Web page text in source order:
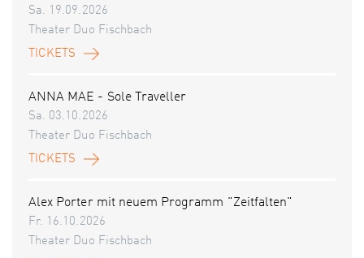
Sa. 19.09.2026
Theater Duo Fischbach
TICKETS
ANNA MAE - Sole Traveller
Sa. 03.10.2026
Theater Duo Fischbach
TICKETS
Alex Porter mit neuem Programm "Zeitfalten"
Fr. 16.10.2026
Theater Duo Fischbach